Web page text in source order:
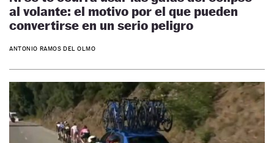
al volante: el motivo por el que pueden
convertirse en un serio peligro
ANTONIO RAMOS DEL OLMO